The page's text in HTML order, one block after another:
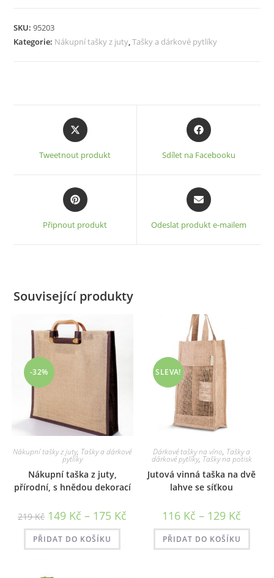
SKU:95203
Kategorie: Nákupní tašky z juty,Tašky a dárkové pytlíky
Opens
in
new
Tweetnout produkt
Opens
in
new
Sdílet na Facebooku
Opens
in
new
Připnout produkt
Opens
in
new
Odeslat produkt e-mailem
Související produkty
-32%
Nákupní tašky z juty, Tašky a dárkové
pytlíky
Nákupní taška z juty,
přírodní, s hnědou dekorací
219Kč 149 Kč – 175 Kč
PŘIDAT DO KOŠÍKU
SLEVA!
Dárkové tašky na víno, Tašky a
dárkové pytlíky, Tašky na potisk
Jutová vinná taška na dvě
lahve se síťkou
116 Kč – 129 Kč
116 Kč
129 Kč
PŘIDAT DO KOŠÍKU